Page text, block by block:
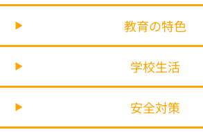
教育の特色
学校生活
安全対策